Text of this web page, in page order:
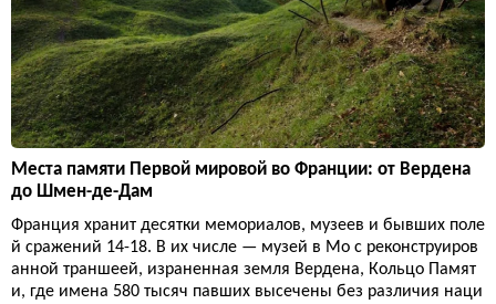
Места памяти Первой мировой во Франции: от Вердена
до Шмен-де-Дам
Франция хранит десятки мемориалов, музеев и бывших поле
й сражений 14-18. В их числе — музей в Мо с реконструиров
анной траншеей, израненная земля Вердена, Кольцо Памят
и, где имена 580 тысяч павших высечены без различия наци